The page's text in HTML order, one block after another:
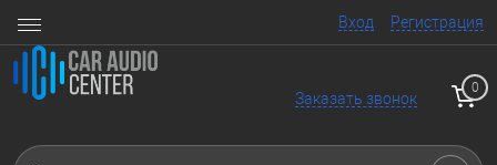
Вход Регистрация
Заказать звонок
0